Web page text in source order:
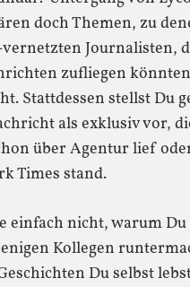
doch Themen, zu
Journalisten,
zufliegen
Stattdessen stellst Du
als exklusiv vor,
über Agentur lief
Times stand.
einfach nicht, warum Du
Kollegen
Du selbst